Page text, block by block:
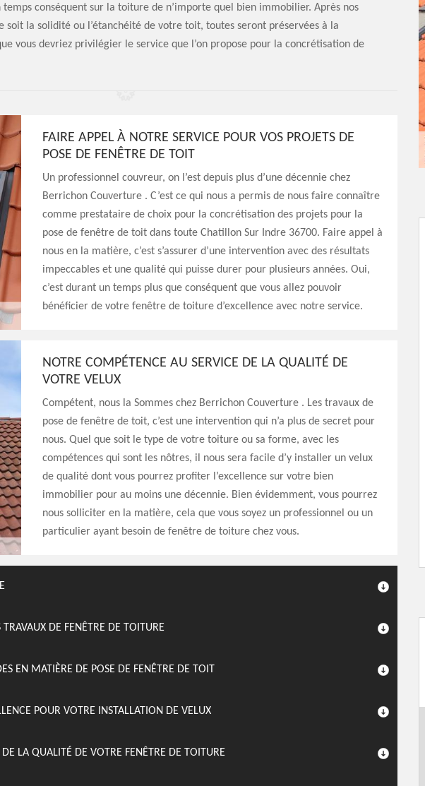
conséquent sur la toiture de n’importe quel bien immobilier. Après nos
soit la solidité ou l’étanchéité de votre toit, toutes seront préservées à la
vous devriez privilégier le service que l’on propose pour la concrétisation de
FAIRE APPEL À NOTRE SERVICE POUR VOS PROJETS DE
POSE DE FENÊTRE DE TOIT
Un professionnel couvreur, on l’est depuis plus d’une décennie chez
Berrichon Couverture . C’est ce qui nous a permis de nous faire connaître
comme prestataire de choix pour la concrétisation des projets pour la
pose de fenêtre de toit dans toute Chatillon Sur Indre 36700. Faire appel à
nous en la matière, c’est s’assurer d’une intervention avec des résultats
impeccables et une qualité qui puisse durer pour plusieurs années. Oui,
c’est durant un temps plus que conséquent que vous allez pouvoir
bénéficier de votre fenêtre de toiture d’excellence avec notre service.
NOTRE COMPÉTENCE AU SERVICE DE LA QUALITÉ DE
VOTRE VELUX
Compétent, nous la Sommes chez Berrichon Couverture . Les travaux de
pose de fenêtre de toit, c’est une intervention qui n’a plus de secret pour
nous. Quel que soit le type de votre toiture ou sa forme, avec les
compétences qui sont les nôtres, il nous sera facile d’y installer un velux
de qualité dont vous pourrez profiter l’excellence sur votre bien
immobilier pour au moins une décennie. Bien évidemment, vous pourrez
nous solliciter en la matière, cela que vous soyez un professionnel ou un
particulier ayant besoin de fenêtre de toiture chez vous.
DE FENÊTRE DE TOITURE
EN MATIÈRE DE POSE DE FENÊTRE DE TOIT
POUR VOTRE INSTALLATION DE VELUX
LA QUALITÉ DE VOTRE FENÊTRE DE TOITURE